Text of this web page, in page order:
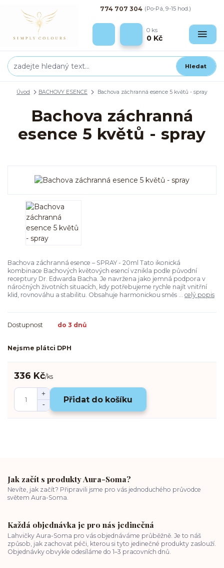
Hledat
774 707 304 (Po-Pá, 9-15 hod.)
0 ks
0 Kč
Úvod BACHOVY ESENCE Bachova záchranná esence 5 květů - spray
Bachova záchranná
esence 5 květů - spray
Bachova záchranná esence – SPRAY - 20ml Tato ikonická
kombinace Bachových květových esencí vznikla podle původní
receptury Dr. Edwarda Bacha. Je navržena jako jemná podpora v
náročných životních situacích, kdy potřebujeme rychle najít vnitřní
klid, rovnováhu a stabilitu. Obsahuje harmonickou směs ... celý popis
Dostupnost do 3 dnů
Nejsme plátci DPH
336 Kč/ks
Přidat do košíku
Jak začít s produkty Aura-Soma?
Nevíte, jak začít? Připravili jsme pro vás jednoduchého průvodce
světem Aura-Soma.
Každá objednávka je pro nás jedinečná
Lahvičky Aura-Soma pro vás objednáváme průběžně. Je to náš
způsob, jak zachovat péči, kterou si tyto jedinečné produkty zaslouží.
Objednávky obvykle odesíláme do 1–3 pracovních dnů.